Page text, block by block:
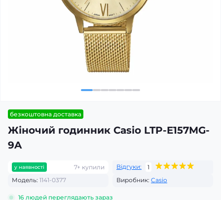
безкоштовна доставка
Жіночий годинник Casio LTP-E157MG-
9A
у наявності 7+ купили Відгуки:
1
Модель: 1141-0377 Виробник: Casio
16 людей переглядають зараз